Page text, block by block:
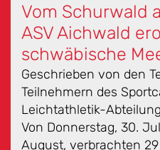
Vom Schurwald
ASV Aichwald
schwäbische
Geschrieben von den
Teilnehmern des
Leichtathletik-
Von Donnerstag, 30.
August, verbrachten